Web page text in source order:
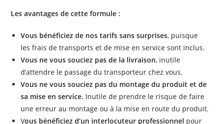
Les avantages de cette formule :
Vous bénéficiez de nos tarifs sans surprises, puisque
les frais de transports et de mise en service sont inclus.
Vous ne vous souciez pas de la livraison, inutile
d’attendre le passage du transporteur chez vous.
Vous ne vous souciez pas du montage du produit et de
sa mise en service. Inutile de prendre le risque de faire
une erreur au montage ou à la mise en route du produit.
Vous bénéficiez d’un interlocuteur professionnel pour